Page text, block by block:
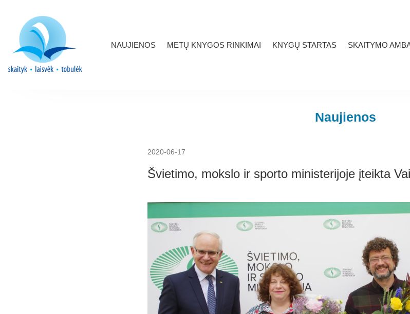
NAUJIENOS METŲ KNYGOS RINKIMAI KNYGŲ STARTAS SKAITYMO
Naujienos
2020-06-17
Švietimo, mokslo ir sporto ministerijoje įteikta